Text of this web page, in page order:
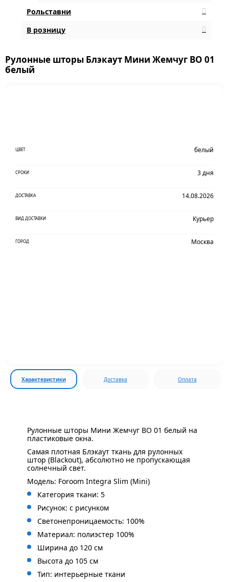
Рольставни
В розницу
Рулонные шторы Блэкаут Мини Жемчуг BO 01
белый
ЦВЕТ белый
СРОКИ 3 дня
ДОСТАВКА 14.08.2026
ВИД ДОСТАВКИ Курьер
ГОРОД Москва
Характеристики Доставка Оплата
Рулонные шторы Мини Жемчуг BO 01 белый на
пластиковые окна.
Самая плотная Блэкаут ткань для рулонных
штор (Blackout), абсолютно не пропускающая
солнечный свет.
Модель: Foroom Integra Slim (Mini)
Категория ткани: 5
Рисунок: с рисунком
Светонепроницаемость: 100%
Материал: полиэстер 100%
Ширина до 120 см
Высота до 105 см
Тип: интерьерные ткани